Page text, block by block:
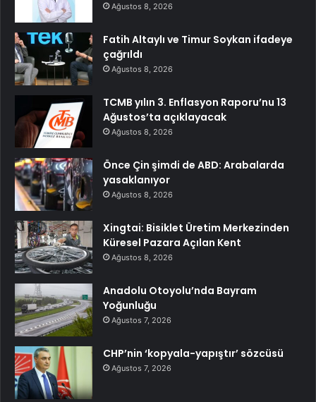
Ağustos 8, 2026
Fatih Altaylı ve Timur Soykan ifadeye
çağrıldı
Ağustos 8, 2026
TCMB yılın 3. Enflasyon Raporu’nu 13
Ağustos’ta açıklayacak
Ağustos 8, 2026
Önce Çin şimdi de ABD: Arabalarda
yasaklanıyor
Ağustos 8, 2026
Xingtai: Bisiklet Üretim Merkezinden
Küresel Pazara Açılan Kent
Ağustos 8, 2026
Anadolu Otoyolu’nda Bayram
Yoğunluğu
Ağustos 7, 2026
CHP’nin ‘kopyala-yapıştır’ sözcüsü
Ağustos 7, 2026